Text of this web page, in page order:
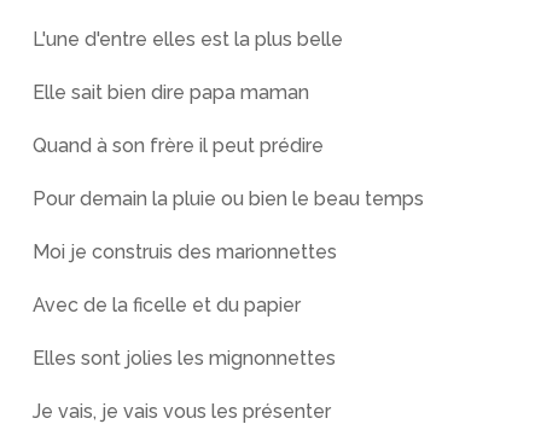
L'une d'entre elles est la plus belle
Elle sait bien dire papa maman
Quand à son frère il peut prédire
Pour demain la pluie ou bien le beau temps
Moi je construis des marionnettes
Avec de la ficelle et du papier
Elles sont jolies les mignonnettes
Je vais, je vais vous les présenter